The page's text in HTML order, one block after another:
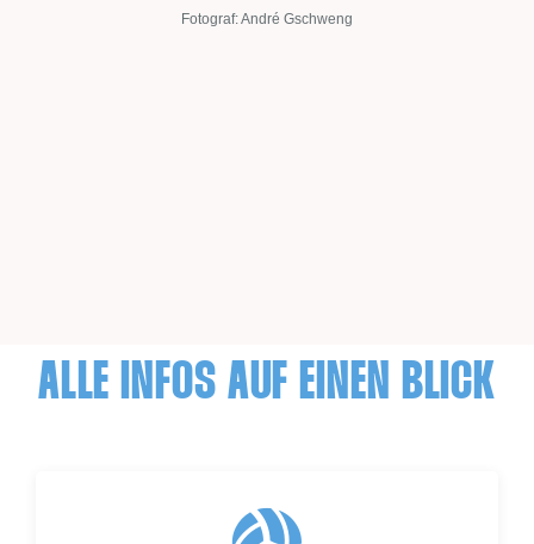
Fotograf: André Gschweng
ALLE INFOS AUF EINEN BLICK